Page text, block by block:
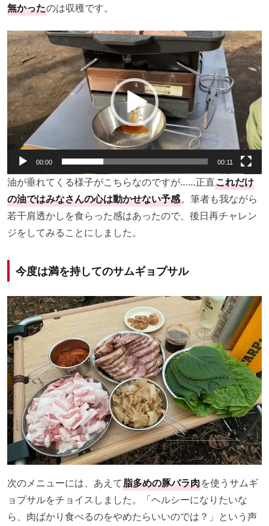
無かったのは収穫です。
動
画
プ
レ
ー
ヤ
ー
00:00 00:11
油が垂れてくる様子がこちらなのですが……正直これだけ
の油ではみなさんの心は動かせない予感。筆者も我ながら
若干肩透かしを食らった感はあったので、後日再チャレン
ジをしてみることにしました。
今度は満を持してのサムギョプサル
次のメニューには、あえて脂多めの豚バラ肉を使うサムギ
ョプサルをチョイスしました。「ヘルシーになりたいな
ら、肉ばかり食べるのをやめたらいいのでは？」という声